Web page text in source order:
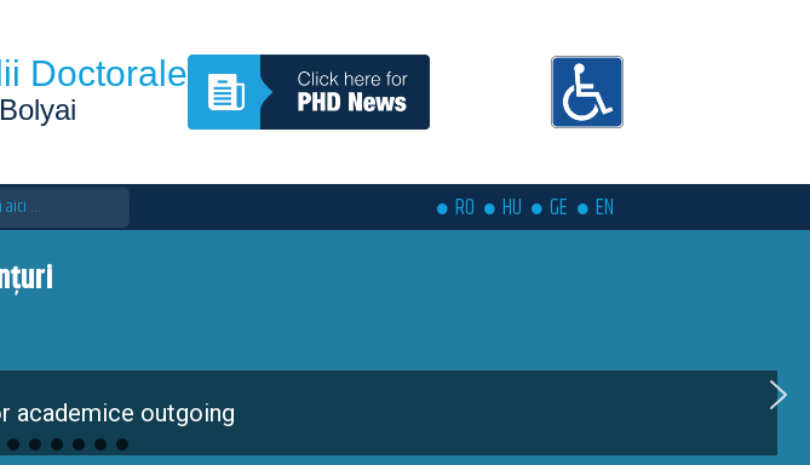
Doctorale
RO HU GE EN
academice outgoing